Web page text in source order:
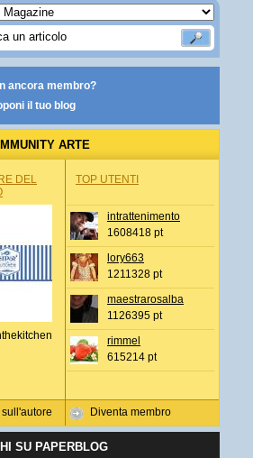
ancora membro?
il tuo blog
ARTE
DEL
sull'autore
TOP UTENTI
intrattenimento
1608418 pt
lory663
1211328 pt
maestrarosalba
1126395 pt
rimmel
615214 pt
Diventa membro
SU PAPERBLOG